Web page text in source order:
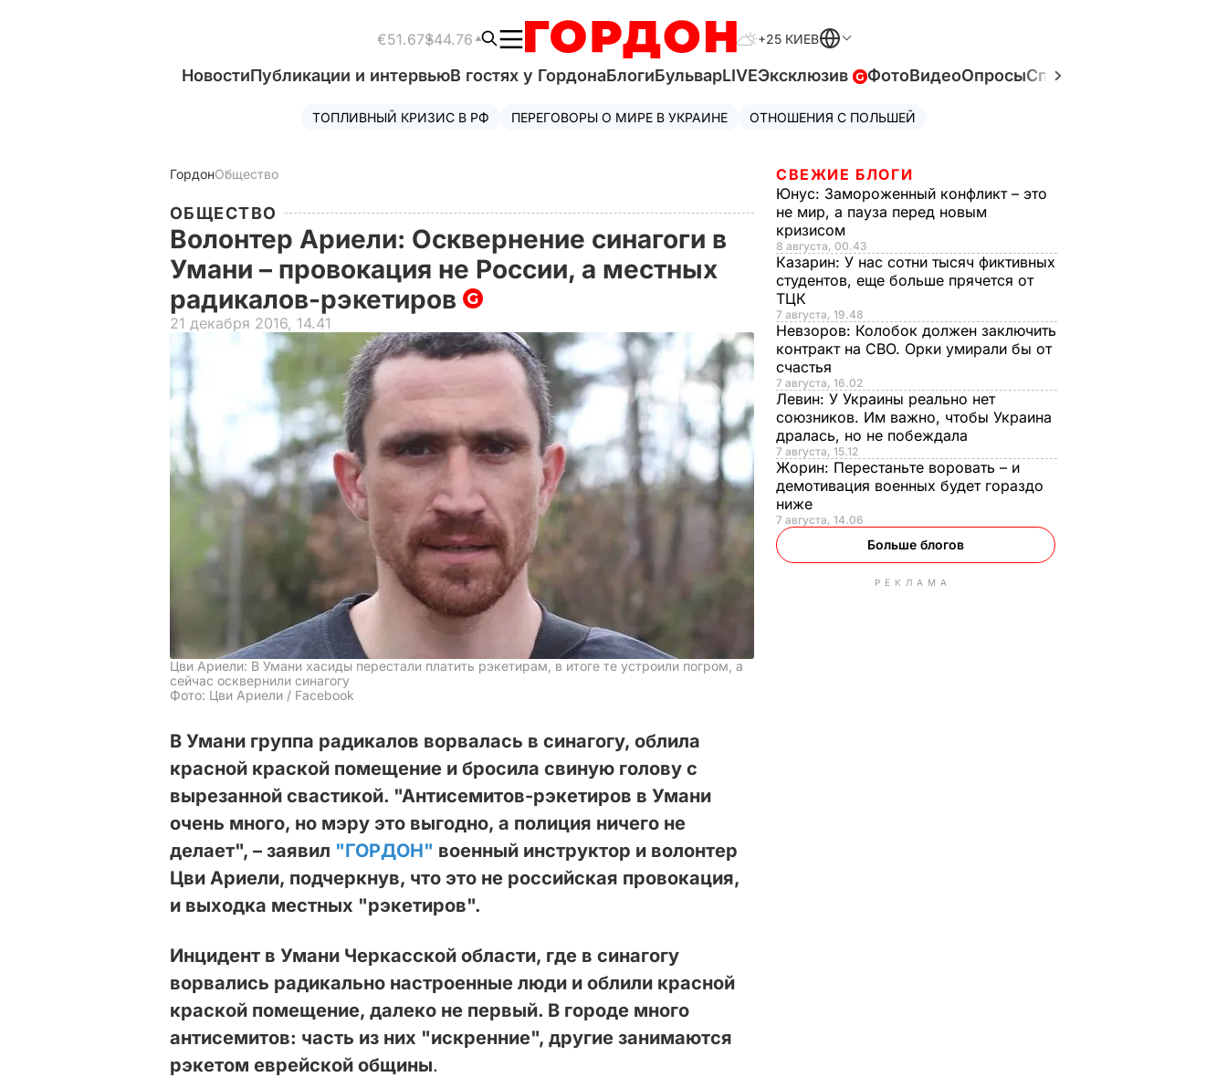
€51.67$44.76 +25 КИЕВ
НовостиПубликации и интервьюВ гостях у ГордонаБлогиБульварLIVEЭксклюзив ФотоВидеоОпросыСпецпроекты
ТОПЛИВНЫЙ КРИЗИС В РФ ПЕРЕГОВОРЫ О МИРЕ В УКРАИНЕ ОТНОШЕНИЯ С ПОЛЬШЕЙ
ГордонОбщество
ОБЩЕСТВО
Волонтер Ариели: Осквернение синагоги в
Умани – провокация не России, а местных
радикалов-рэкетиров
21 декабря 2016, 14.41
Цви Ариели: В Умани хасиды перестали платить рэкетирам, в итоге те устроили погром, а
сейчас осквернили синагогу
Фото: Цви Ариели / Facebook
В Умани группа радикалов ворвалась в синагогу, облила
красной краской помещение и бросила свиную голову с
вырезанной свастикой. "Антисемитов-рэкетиров в Умани
очень много, но мэру это выгодно, а полиция ничего не
делает", – заявил "ГОРДОН" военный инструктор и волонтер
Цви Ариели, подчеркнув, что это не российская провокация,
и выходка местных "рэкетиров".
Инцидент в Умани Черкасской области, где в синагогу
ворвались радикально настроенные люди и облили красной
краской помещение, далеко не первый. В городе много
антисемитов: часть из них "искренние", другие занимаются
рэкетом еврейской общины.
СВЕЖИЕ БЛОГИ
Юнус: Замороженный конфликт – это
не мир, а пауза перед новым
кризисом
8 августа, 00.43
Казарин: У нас сотни тысяч фиктивных
студентов, еще больше прячется от
ТЦК
7 августа, 19.48
Невзоров: Колобок должен заключить
контракт на СВО. Орки умирали бы от
счастья
7 августа, 16.02
Левин: У Украины реально нет
союзников. Им важно, чтобы Украина
дралась, но не побеждала
7 августа, 15.12
Жорин: Перестаньте воровать – и
демотивация военных будет гораздо
ниже
7 августа, 14.06
Больше блогов
РЕКЛАМА